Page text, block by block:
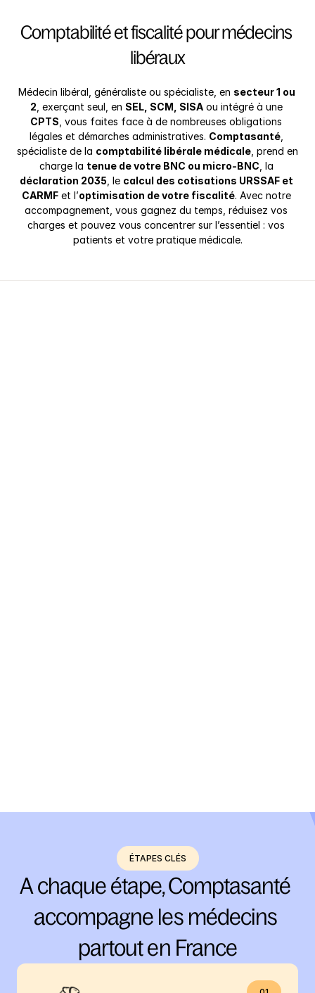
Comptabilité et fiscalité pour médecins
libéraux
Médecin libéral, généraliste ou spécialiste, en secteur 1 ou
2 , exerçant seul, en SEL, SCM, SISA
ou intégré à une
CPTS , vous faites face à de nombreuses obligations
légales et démarches administratives. Comptasanté,
spécialiste de la comptabilité libérale médicale , prend en
charge la tenue de votre BNC ou micro-BNC
déclaration 2035 , le calcul des cotisations URSSAF et
CARMF et l’optimisation de votre fiscalité. Avec notre
accompagnement, vous gagnez du temps, réduisez vos
charges et pouvez vous concentrer sur l’essentiel : vos
patients et votre pratique médicale.
ÉTAPES CLÉS
A chaque étape, Comptasanté
accompagne les médecins
partout en France